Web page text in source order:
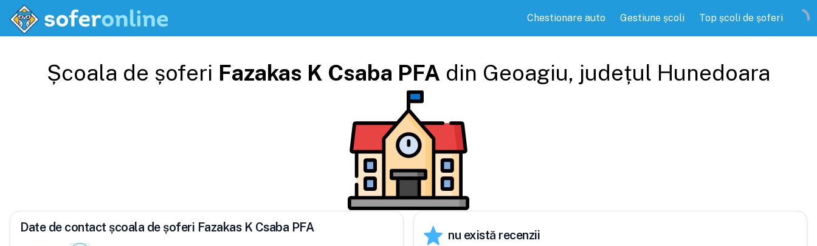
Chestionare auto Gestiune școli Top școli de șoferi
Școala de șoferi Fazakas K Csaba PFA din Geoagiu, județul Hunedoara
Date de contact școala de șoferi Fazakas K Csaba PFA
nu există recenzii